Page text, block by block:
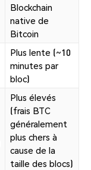
Blockchain
native de
Bitcoin
Plus lente (~10
minutes par
bloc)
Plus élevés
(frais BTC
généralement
plus chers à
cause de la
taille des blocs)